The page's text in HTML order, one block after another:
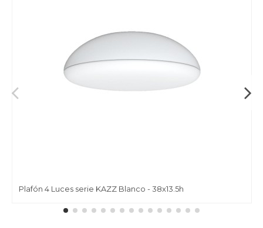
Plafón 4 Luces serie KAZZ Blanco - 38x13.5h